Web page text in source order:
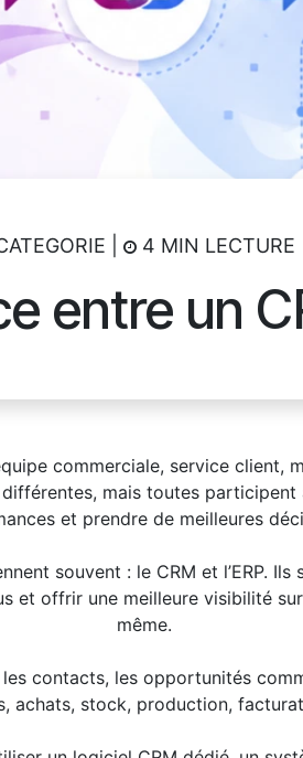
| 4 MIN LECTURE
entre un
commerciale, service client,
mais toutes
et prendre de meilleures
souvent : le CRM et l’ERP.
et offrir une meilleure visibilité
même.
contacts, les opportunités
achats, stock, production,